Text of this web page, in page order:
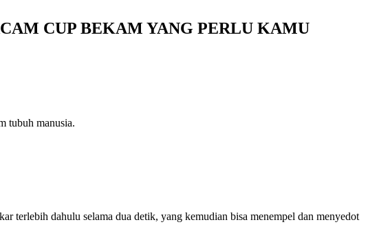
CUP BEKAM YANG PERLU KAMU
tubuh manusia.
terlebih dahulu selama dua detik, yang kemudian bisa menempel dan menyedot